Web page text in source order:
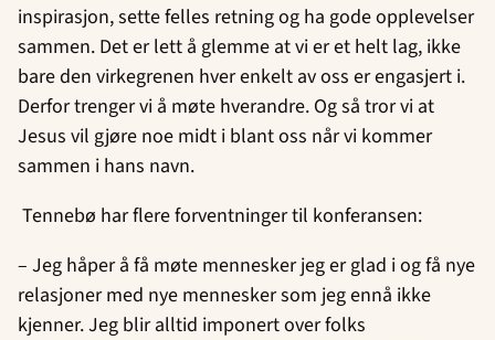
inspirasjon, sette felles retning og ha gode opplevelser
sammen. Det er lett å glemme at vi er et helt lag, ikke
bare den virkegrenen hver enkelt av oss er engasjert i.
Derfor trenger vi å møte hverandre. Og så tror vi at
Jesus vil gjøre noe midt i blant oss når vi kommer
sammen i hans navn.
Tennebø har flere forventninger til konferansen:
– Jeg håper å få møte mennesker jeg er glad i og få nye
relasjoner med nye mennesker som jeg ennå ikke
kjenner. Jeg blir alltid imponert over folks